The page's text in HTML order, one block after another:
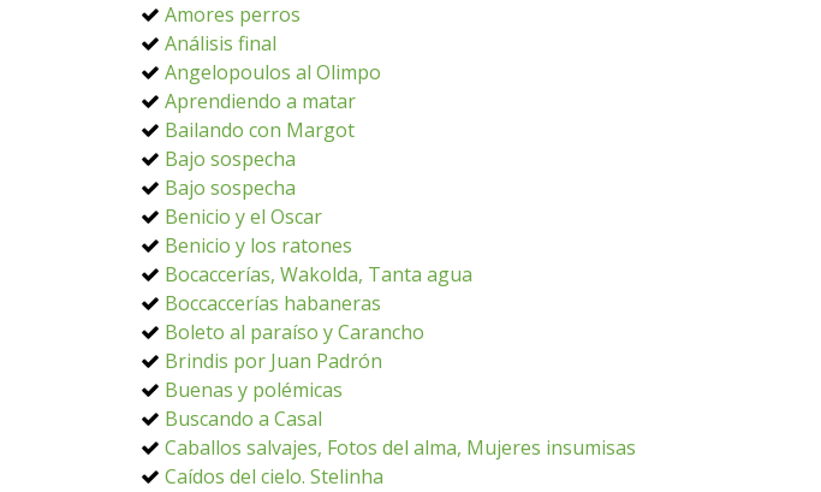
Amores perros
Análisis final
Angelopoulos al Olimpo
Aprendiendo a matar
Bailando con Margot
Bajo sospecha
Bajo sospecha
Benicio y el Oscar
Benicio y los ratones
Bocaccerías, Wakolda, Tanta agua
Boccaccerías habaneras
Boleto al paraíso y Carancho
Brindis por Juan Padrón
Buenas y polémicas
Buscando a Casal
Caballos salvajes, Fotos del alma, Mujeres insumisas
Caídos del cielo. Stelinha